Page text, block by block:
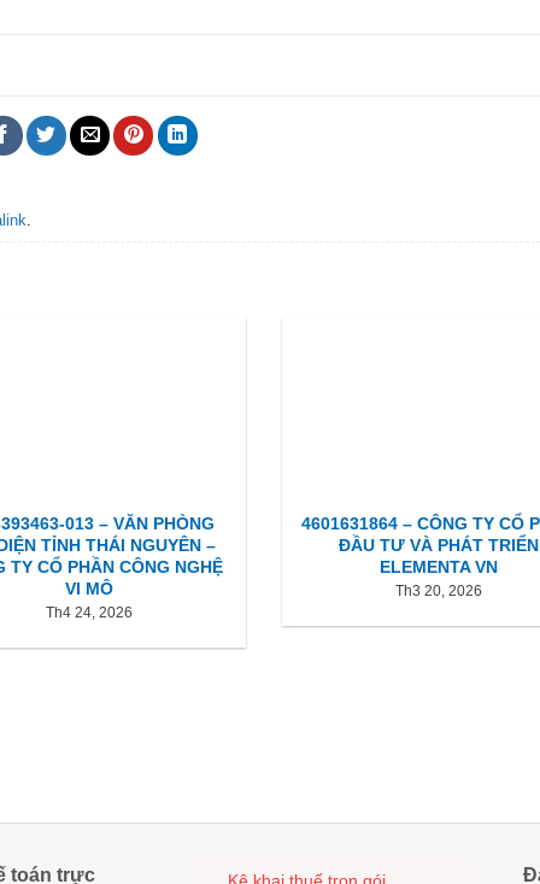
013 – VĂN PHÒNG
TỈNH THÁI NGUYÊN –
TY CỔ PHẦN CÔNG NGHỆ
VI MÔ
Th4 24, 2026
4601631864 – CÔNG TY CỔ
ĐẦU TƯ VÀ PHÁT TRIỂN
ELEMENTA VN
Th3 20, 2026
toán trực Kê khai thuế trọn gói